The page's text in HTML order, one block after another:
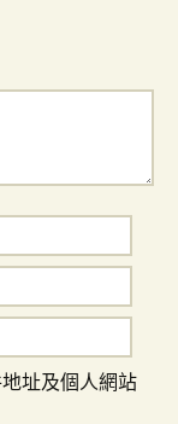
址及個人網站